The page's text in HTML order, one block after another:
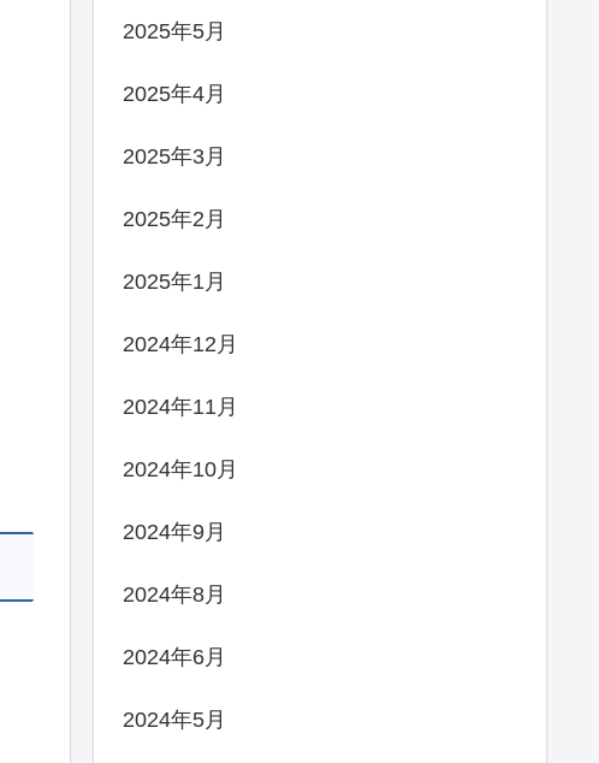
2025年5月
2025年4月
2025年3月
2025年2月
2025年1月
2024年12月
2024年11月
2024年10月
2024年9月
2024年8月
2024年6月
2024年5月